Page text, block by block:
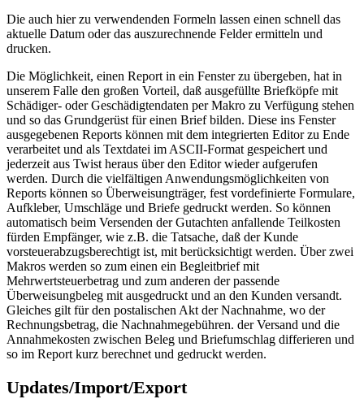
Die auch hier zu verwendenden Formeln lassen einen schnell das
aktuelle Datum oder das auszurechnende Felder ermitteln und
drucken.
Die Möglichkeit, einen Report in ein Fenster zu übergeben, hat in
unserem Falle den großen Vorteil, daß ausgefüllte Briefköpfe mit
Schädiger- oder Geschädigtendaten per Makro zu Verfügung stehen
und so das Grundgerüst für einen Brief bilden. Diese ins Fenster
ausgegebenen Reports können mit dem integrierten Editor zu Ende
verarbeitet und als Textdatei im ASCII-Format gespeichert und
jederzeit aus Twist heraus über den Editor wieder aufgerufen
werden. Durch die vielfältigen Anwendungsmöglichkeiten von
Reports können so Überweisungträger, fest vordefinierte Formulare,
Aufkleber, Umschläge und Briefe gedruckt werden. So können
automatisch beim Versenden der Gutachten anfallende Teilkosten
fürden Empfänger, wie z.B. die Tatsache, daß der Kunde
vorsteuerabzugsberechtigt ist, mit berücksichtigt werden. Über zwei
Makros werden so zum einen ein Begleitbrief mit
Mehrwertsteuerbetrag und zum anderen der passende
Überweisungbeleg mit ausgedruckt und an den Kunden versandt.
Gleiches gilt für den postalischen Akt der Nachnahme, wo der
Rechnungsbetrag, die Nachnahmegebühren. der Versand und die
Annahmekosten zwischen Beleg und Briefumschlag differieren und
so im Report kurz berechnet und gedruckt werden.
Updates/Import/Export